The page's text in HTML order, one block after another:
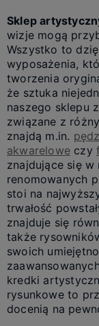
Sklep
wizje mogą
Wszystko to
wyposażenia,
tworzenia
że sztuka
naszego sklepu
związane z
znajdą m.in.
akwarelowe czy
znajdujące się
renomowanych
stoi na
trwałość
znajduje się
także
swoich
kredki
rysunkowe to
docenią na